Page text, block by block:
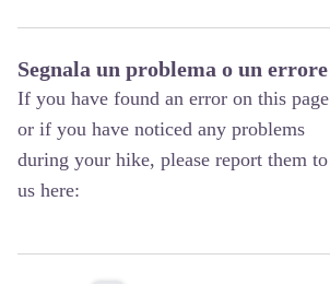
Segnala un problema o un errore
If you have found an error on this page
or if you have noticed any problems
during your hike, please report them to
us here: